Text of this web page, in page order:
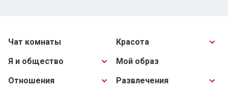
Чат комнаты
Я и общество
Отношения
Красота
Мой образ
Развлечения